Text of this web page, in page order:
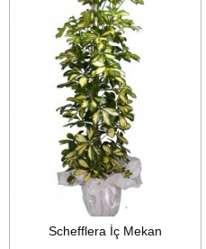
Schefflera İç Mekan